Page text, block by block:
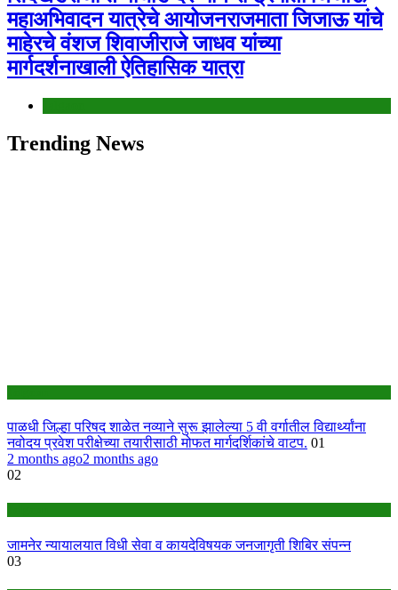
महाअभिवादन यात्रेचे आयोजनराजमाता जिजाऊ यांचे
माहेरचे वंशज शिवाजीराजे जाधव यांच्या
मार्गदर्शनाखाली ऐतिहासिक यात्रा
Trending News
पाळधी जिल्हा परिषद शाळेत नव्याने सुरू झालेल्या 5 वी वर्गातील विद्यार्थ्यांना
नवोदय प्रवेश परीक्षेच्या तयारीसाठी मोफत मार्गदर्शिकांचे वाटप. 01
2 months ago2 months ago
02
जामनेर न्यायालयात विधी सेवा व कायदेविषयक जनजागृती शिबिर संपन्न
03